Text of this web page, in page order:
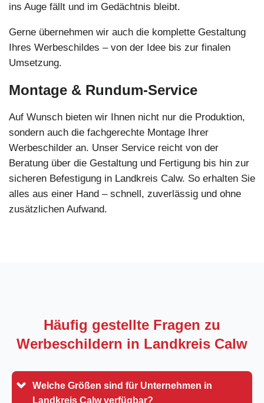
ins Auge fällt und im Gedächtnis bleibt.
Gerne übernehmen wir auch die komplette Gestaltung
Ihres Werbeschildes – von der Idee bis zur finalen
Umsetzung.
Montage & Rundum-Service
Auf Wunsch bieten wir Ihnen nicht nur die Produktion,
sondern auch die fachgerechte Montage Ihrer
Werbeschilder an. Unser Service reicht von der
Beratung über die Gestaltung und Fertigung bis hin zur
sicheren Befestigung in Landkreis Calw. So erhalten Sie
alles aus einer Hand – schnell, zuverlässig und ohne
zusätzlichen Aufwand.
Häufig gestellte Fragen zu
Werbeschildern in Landkreis Calw
Welche Größen sind für Unternehmen in
Landkreis Calw verfügbar?